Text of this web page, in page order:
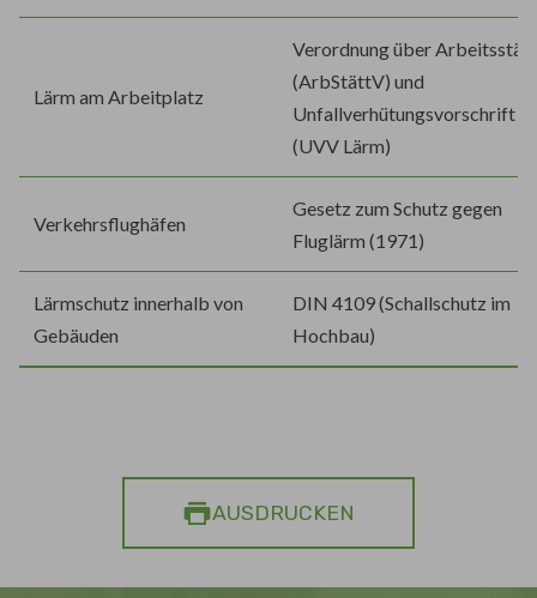
Lärm am Arbeitplatz
Verordnung über
(ArbStättV) und
Unfallverhütungsvorschrift
(UVV Lärm)
Verkehrsflughäfen
Gesetz zum Schutz gegen
Fluglärm (1971)
Lärmschutz innerhalb von
Gebäuden
DIN 4109 (Schallschutz im
Hochbau)
AUSDRUCKEN